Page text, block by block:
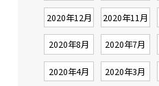
2020年12月 2020年11月
2020年8月 2020年7月
2020年4月 2020年3月